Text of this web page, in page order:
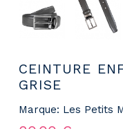
CEINTURE
GRISE
Marque: Les Petits